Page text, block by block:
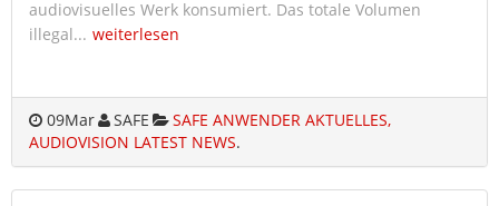
audiovisuelles Werk konsumiert. Das totale Volumen
illegal... weiterlesen
09Mar SAFE
SAFE ANWENDER AKTUELLES,
AUDIOVISION LATEST NEWS.